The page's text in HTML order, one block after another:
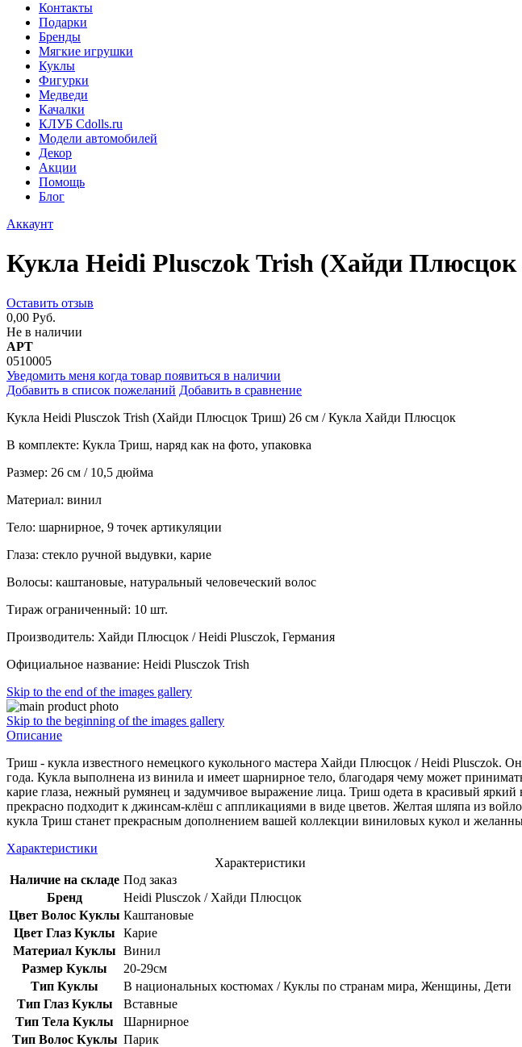
Контакты
Подарки
Бренды
Мягкие игрушки
Куклы
Фигурки
Медведи
Качалки
КЛУБ Cdolls.ru
Модели автомобилей
Декор
Акции
Помощь
Блог
Аккаунт
Кукла Heidi Plusczok Trish (Хайди
Оставить отзыв
0,00 Руб.
Не в наличии
АРТ
0510005
Уведомить меня когда товар появиться в наличии
Добавить в список пожеланий Добавить в сравнение
Кукла Heidi Plusczok Trish (Хайди Плюсцок Триш) 26 см / Кукла Хайди Плюсцок
В комплекте: Кукла Триш, наряд как на фото, упаковка
Размер: 26 см / 10,5 дюйма
Материал: винил
Тело: шарнирное, 9 точек артикуляции
Глаза: стекло ручной выдувки, карие
Волосы: каштановые, натуральный человеческий волос
Тираж ограниченный: 10 шт.
Производитель: Хайди Плюсцок / Heidi Plusczok, Германия
Официальное название: Heidi Plusczok Trish
Skip to the end of the images gallery
Skip to the beginning of the images gallery
Описание
Триш - кукла известного немецкого кукольного мастера Хайди Плюсцок / Heidi Plusczok.
года. Кукла выполнена из винила и имеет шарнирное тело, благодаря чему может
карие глаза, нежный румянец и задумчивое выражение лица. Триш одета в красивый
прекрасно подходит к джинсам-клёш с аппликациями в виде цветов. Желтая шляпа из
кукла Триш станет прекрасным дополнением вашей коллекции виниловых кукол и
Характеристики
Характеристики
Наличие на складе Под заказ
Бренд
Heidi Plusczok / Хайди Плюсцок
Цвет Волос Куклы Каштановые
Цвет Глаз Куклы
Карие
Материал Куклы Винил
Размер Куклы
20-29см
Тип Куклы
В национальных костюмах / Куклы по странам мира, Женщины, Дети
Тип Глаз Куклы
Вставные
Тип Тела Куклы
Шарнирное
Тип Волос Куклы Парик